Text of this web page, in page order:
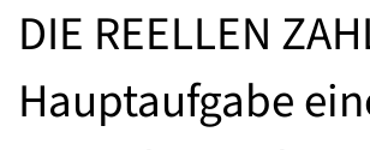
DIE REELLEN
Hauptaufgabe